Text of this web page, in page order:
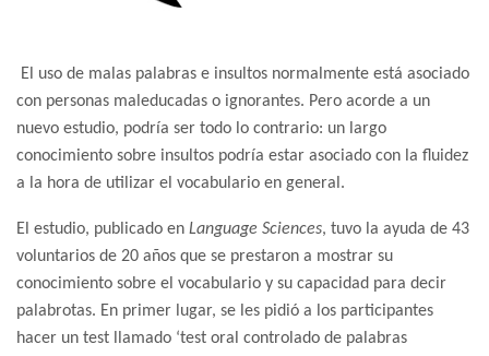
El uso de malas palabras e insultos normalmente está asociado
con personas maleducadas o ignorantes. Pero acorde a un
nuevo estudio, podría ser todo lo contrario: un largo
conocimiento sobre insultos podría estar asociado con la fluidez
a la hora de utilizar el vocabulario en general.
El estudio, publicado en Language Sciences, tuvo la ayuda de 43
voluntarios de 20 años que se prestaron a mostrar su
conocimiento sobre el vocabulario y su capacidad para decir
palabrotas. En primer lugar, se les pidió a los participantes
hacer un test llamado ‘test oral controlado de palabras